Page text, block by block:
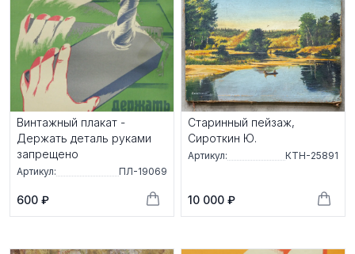
Винтажный плакат -
Держать деталь руками
запрещено
Артикул: ПЛ-19069
600 ₽
Старинный пейзаж,
Сироткин Ю.
Артикул: КТН-25891
10 000 ₽